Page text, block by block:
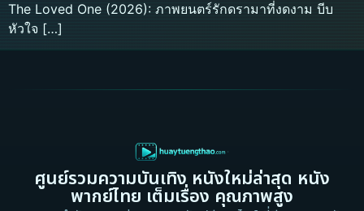
The Loved One (2026): ภาพยนตร์รักดรามาที่งดงาม บีบ
หัวใจ […]
ศูนย์รวมความบันเทิง หนังใหม่ล่าสุด หนัง
พากย์ไทย เต็มเรื่อง คุณภาพสูง